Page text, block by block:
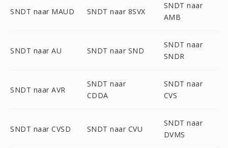
SNDT naar MAUD SNDT naar 8SVX
SNDT naar
AMB
SNDT naar AU SNDT naar SND
SNDT naar
SNDR
SNDT naar AVR
SNDT naar
CDDA
SNDT naar
CVS
SNDT naar CVSD SNDT naar CVU
SNDT naar
DVMS